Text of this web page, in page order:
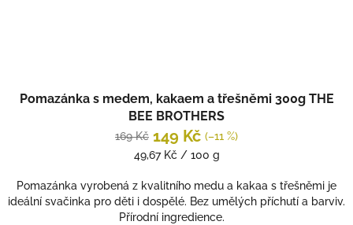
Pomazánka s medem, kakaem a třešněmi 300g THE
BEE BROTHERS
169 Kč 149 Kč (–11 %)
Měrná
49,67 Kč / 100 g
Pomazánka vyrobená z kvalitního medu a kakaa s třešněmi je
ideální svačinka pro děti i dospělé. Bez umělých příchutí a barviv.
Přírodní ingredience.